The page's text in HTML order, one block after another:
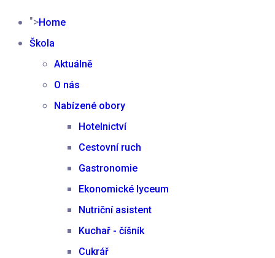
">Home
Škola
Aktuálně
O nás
Nabízené obory
Hotelnictví
Cestovní ruch
Gastronomie
Ekonomické lyceum
Nutriční asistent
Kuchař - číšník
Cukrář